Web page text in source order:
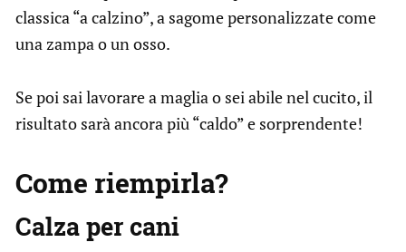
classica “a calzino”, a sagome personalizzate come
una zampa o un osso.
Se poi sai lavorare a maglia o sei abile nel cucito, il
risultato sarà ancora più “caldo” e sorprendente!
Come riempirla?
Calza per cani